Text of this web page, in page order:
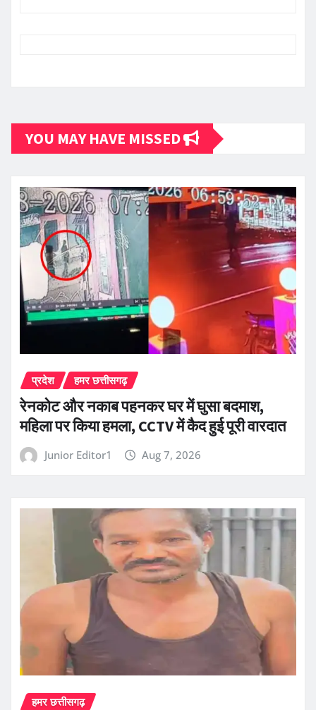
YOU MAY HAVE MISSED
प्रदेश हमर छत्तीसगढ़
रेनकोट और नकाब पहनकर घर में घुसा बदमाश,
महिला पर किया हमला, CCTV में कैद हुई पूरी वारदात
Junior Editor1 Aug 7, 2026
हमर छत्तीसगढ़